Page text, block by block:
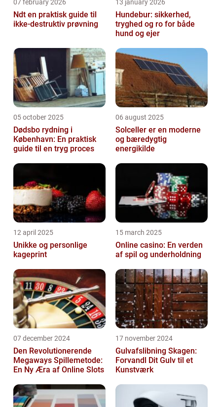
07 february 2026
Ndt en praktisk guide til
ikke-destruktiv prøvning
13 january 2026
Hundebur: sikkerhed,
tryghed og ro for både
hund og ejer
05 october 2025
Dødsbo rydning i
København: En praktisk
guide til en tryg proces
06 august 2025
Solceller er en moderne
og bæredygtig
energikilde
12 april 2025
Unikke og personlige
kageprint
15 march 2025
Online casino: En verden
af spil og underholdning
07 december 2024
Den Revolutionerende
Megaways Spillemetode:
En Ny Æra af Online Slots
17 november 2024
Gulvafslibning Skagen:
Forvandl Dit Gulv til et
Kunstværk